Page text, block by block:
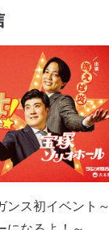
ンス初イベント～